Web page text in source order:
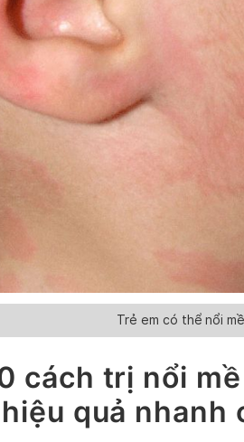
Trẻ em có thể nổi
cách trị nổi
quả nhanh